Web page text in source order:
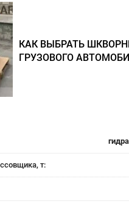
КАК ВЫБРАТЬ
ГРУЗОВОГО
т: